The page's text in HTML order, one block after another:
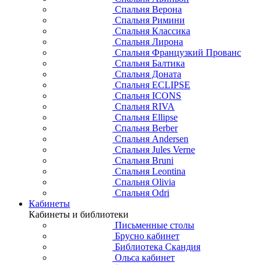
Спальня Верона
Спальня Римини
Спальня Классика
Спальня Лирона
Спальня Французкий Прованс
Спальня Балтика
Спальня Доната
Спальня ECLIPSE
Спальня ICONS
Спальня RIVA
Спальня Ellipse
Спальня Berber
Спальня Andersen
Спальня Jules Verne
Спальня Bruni
Спальня Leontina
Спальня Olivia
Спальня Odri
Кабинеты
Кабинеты и библиотеки
Письменные столы
Брусно кабинет
Библиотека Скандия
Ольса кабинет